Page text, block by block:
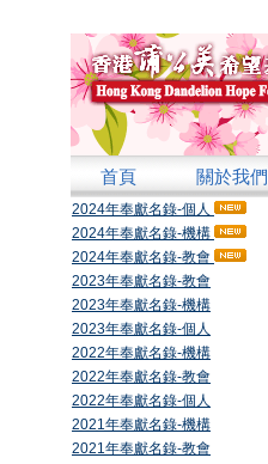
首頁 關於我們
2024年奉獻名錄-個人
2024年奉獻名錄-機構
2024年奉獻名錄-教會
2023年奉獻名錄-教會
2023年奉獻名錄-機構
2023年奉獻名錄-個人
2022年奉獻名錄-機構
2022年奉獻名錄-教會
2022年奉獻名錄-個人
2021年奉獻名錄-機構
2021年奉獻名錄-教會